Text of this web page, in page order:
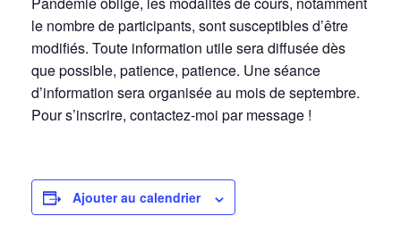
le nombre de participants, sont susceptibles d’être
modifiés. Toute information utile sera diffusée dès
que possible, patience, patience. Une séance
d’information sera organisée au mois de septembre.
Pour s’inscrire, contactez-moi par message !
Ajouter au calendrier